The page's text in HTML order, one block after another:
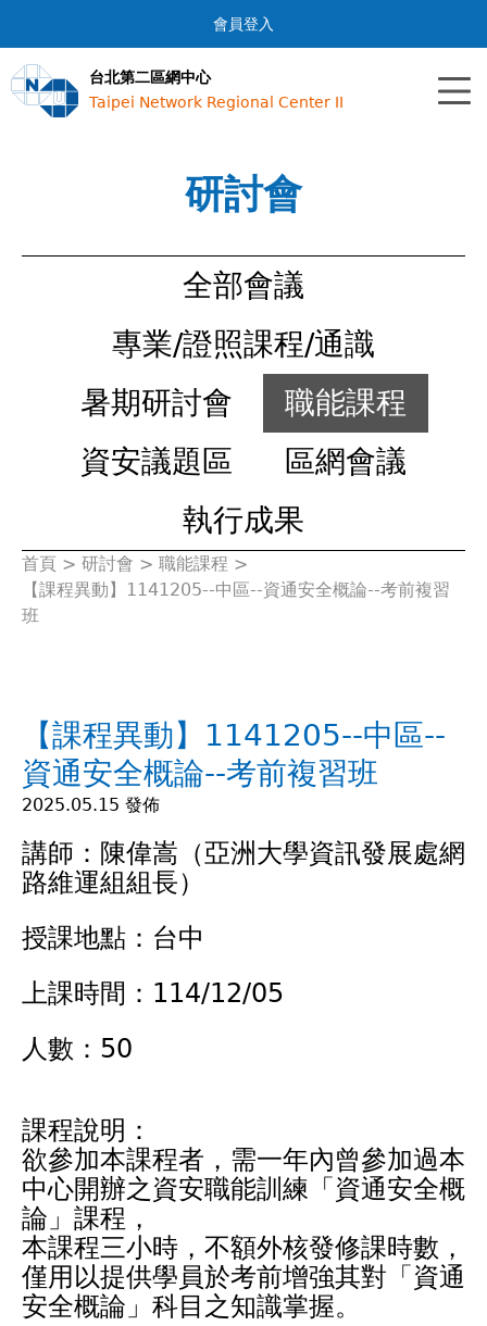
Jump to navigation
會員登入
台北第二區網中心
Taipei Network Regional Center II
研討會
全部會議
專業/證照課程/通識
暑期研討會
職能課程
資安議題區
區網會議
執行成果
您
在
裡
首頁 > 研討會 > 職能課程 >
【課程異動】1141205--中區--資通安全概論--考前複習
班
【課程異動】1141205--中區--
資通安全概論--考前複習班
2025.05.15 發佈
講師：陳偉嵩（亞洲大學資訊發展處網
路維運組組長）
授課地點：台中
上課時間：114/12/05
人數：50
課程說明：
欲參加本課程者，需一年內曾參加過本
中心開辦之資安職能訓練「資通安全概
論」課程，
本課程三小時，不額外核發修課時數，
僅用以提供學員於考前增強其對「資通
安全概論」科目之知識掌握。